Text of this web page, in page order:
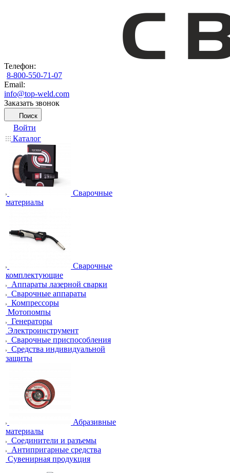
Телефон:
8-800-550-71-07
Email:
info@top-weld.com
Заказать звонок
Поиск
Войти
Каталог
Сварочные
материалы
Сварочные
комплектующие
Аппараты лазерной сварки
Сварочные аппараты
Компрессоры
Мотопомпы
Генераторы
Электроинструмент
Сварочные приспособления
Средства индивидуальной
защиты
Абразивные
материалы
Соединители и разъемы
Антипригарные средства
Сувенирная продукция